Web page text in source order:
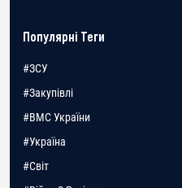
Популярні Теги
#ЗСУ
#Закупівлі
#ВМС України
#Україна
#Світ